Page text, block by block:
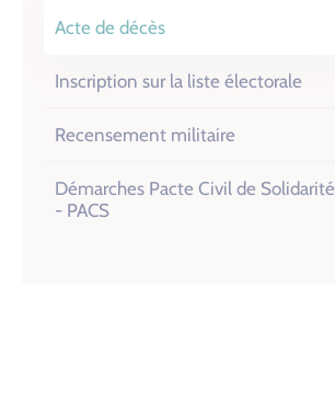
Acte de décès
Inscription sur la liste électorale
Recensement militaire
Démarches Pacte Civil de Solidarité
- PACS